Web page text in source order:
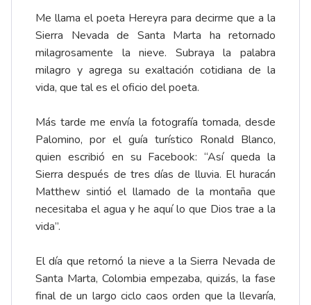
Me llama el poeta Hereyra para decirme que a la
Sierra Nevada de Santa Marta ha retornado
milagrosamente la nieve. Subraya la palabra
milagro y agrega su exaltación cotidiana de la
vida, que tal es el oficio del poeta.
Más tarde me envía la fotografía tomada, desde
Palomino, por el guía turístico Ronald Blanco,
quien escribió en su Facebook: “Así queda la
Sierra después de tres días de lluvia. El huracán
Matthew sintió el llamado de la montaña que
necesitaba el agua y he aquí lo que Dios trae a la
vida”.
El día que retornó la nieve a la Sierra Nevada de
Santa Marta, Colombia empezaba, quizás, la fase
final de un largo ciclo caos orden que la llevaría,